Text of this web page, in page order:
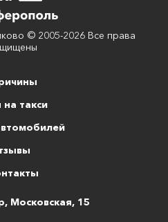
© 2005-2026 Все права
такси
Московская, 15